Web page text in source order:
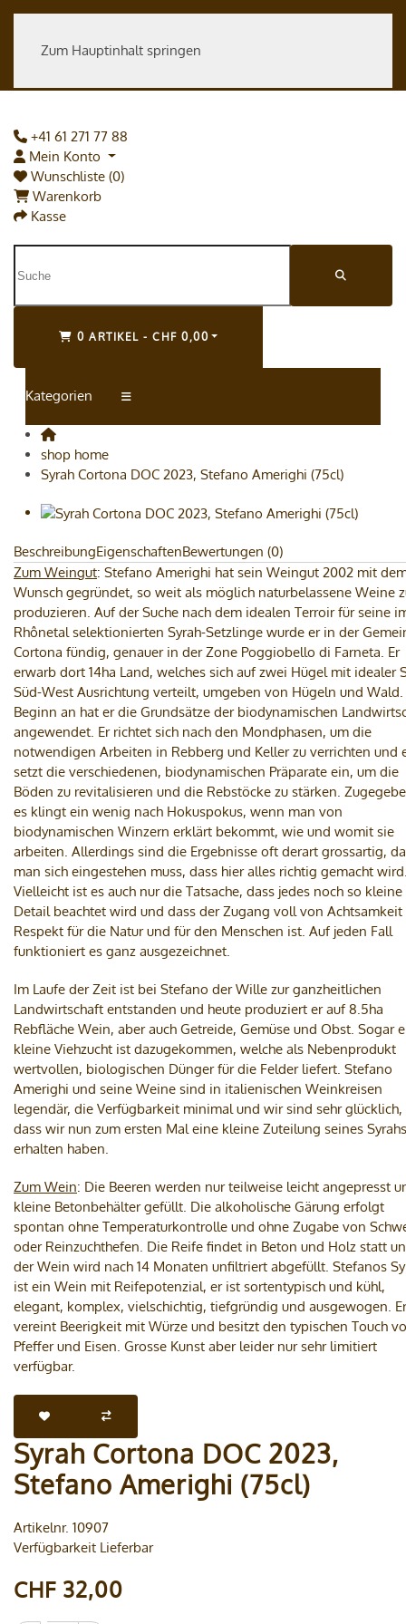
Zum Hauptinhalt springen
+41 61 271 77 88
Mein Konto
Wunschliste (0)
Warenkorb
Kasse
0 ARTIKEL - CHF 0,00
Kategorien
shop home
Syrah Cortona DOC 2023, Stefano Amerighi (75cl)
BeschreibungEigenschaftenBewertungen (0)
Zum Weingut: Stefano Amerighi hat sein Weingut 2002 mit
Wunsch gegründet, so weit als möglich naturbelassene Weine
produzieren. Auf der Suche nach dem idealen Terroir für seine
Rhônetal selektionierten Syrah-Setzlinge wurde er in der
Cortona fündig, genauer in der Zone Poggiobello di Farneta. Er
erwarb dort 14ha Land, welches sich auf zwei Hügel mit idealer
Süd-West Ausrichtung verteilt, umgeben von Hügeln und
Beginn an hat er die Grundsätze der biodynamischen
angewendet. Er richtet sich nach den Mondphasen, um die
notwendigen Arbeiten in Rebberg und Keller zu verrichten und
setzt die verschiedenen, biodynamischen Präparate ein, um die
Böden zu revitalisieren und die Rebstöcke zu stärken.
es klingt ein wenig nach Hokuspokus, wenn man von
biodynamischen Winzern erklärt bekommt, wie und womit sie
arbeiten. Allerdings sind die Ergebnisse oft derart grossartig,
man sich eingestehen muss, dass hier alles richtig gemacht
Vielleicht ist es auch nur die Tatsache, dass jedes noch so kleine
Detail beachtet wird und dass der Zugang voll von Achtsamkeit
Respekt für die Natur und für den Menschen ist. Auf jeden Fall
funktioniert es ganz ausgezeichnet.
Im Laufe der Zeit ist bei Stefano der Wille zur ganzheitlichen
Landwirtschaft entstanden und heute produziert er auf 8.5ha
Rebfläche Wein, aber auch Getreide, Gemüse und Obst. Sogar
kleine Viehzucht ist dazugekommen, welche als Nebenprodukt
wertvollen, biologischen Dünger für die Felder liefert. Stefano
Amerighi und seine Weine sind in italienischen Weinkreisen
legendär, die Verfügbarkeit minimal und wir sind sehr glücklich,
dass wir nun zum ersten Mal eine kleine Zuteilung seines Syrahs
erhalten haben.
Zum Wein: Die Beeren werden nur teilweise leicht angepresst
kleine Betonbehälter gefüllt. Die alkoholische Gärung erfolgt
spontan ohne Temperaturkontrolle und ohne Zugabe von
oder Reinzuchthefen. Die Reife findet in Beton und Holz statt
der Wein wird nach 14 Monaten unfiltriert abgefüllt. Stefanos
ist ein Wein mit Reifepotenzial, er ist sortentypisch und kühl,
elegant, komplex, vielschichtig, tiefgründig und ausgewogen. Er
vereint Beerigkeit mit Würze und besitzt den typischen Touch
Pfeffer und Eisen. Grosse Kunst aber leider nur sehr limitiert
verfügbar.
Syrah Cortona DOC 2023,
Stefano Amerighi (75cl)
Artikelnr. 10907
Verfügbarkeit Lieferbar
CHF 32,00